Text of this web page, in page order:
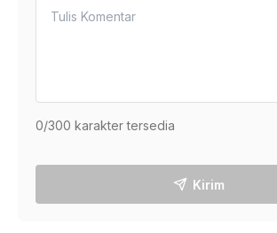
0/300 karakter tersedia
Kirim